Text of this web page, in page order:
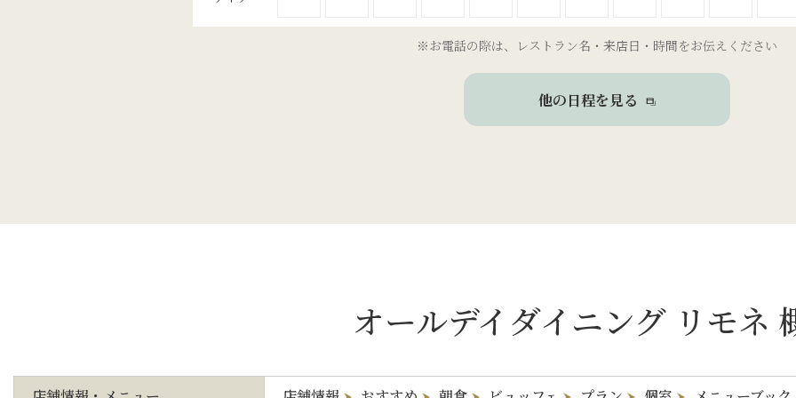
※お電話の際は、レストラン名・来店日・時間をお伝えください
他の日程を見る
オールデイダイニング リモネ